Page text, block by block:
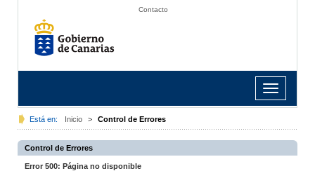
Contacto
Toggle
navigation
Está en: Inicio > Control de Errores
Control de Errores
Error 500: Página no disponible